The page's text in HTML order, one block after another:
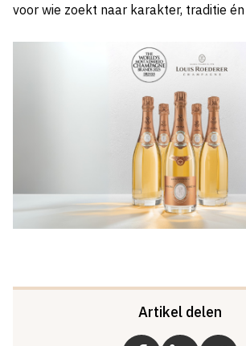
voor wie zoekt naar karakter, traditie
Artikel delen